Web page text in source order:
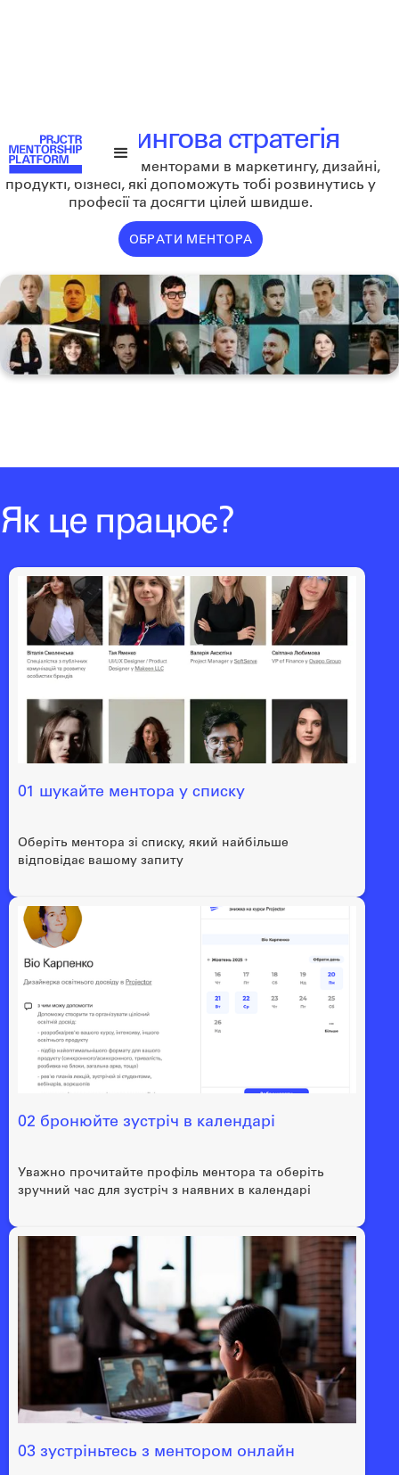
Маркетингова стратегія
Бронюйте зустріч з менторами в маркетингу, дизайні,
продукті, бізнесі, які допоможуть тобі розвинутись у
професії та досягти цілей швидше.
ОБРАТИ МЕНТОРА
Як це працює?
01 шукайте ментора у списку
Оберіть ментора зі списку, який найбільше
відповідає вашому запиту
02 бронюйте зустріч в календарі
Уважно прочитайте профіль ментора та оберіть
зручний час для зустріч з наявних в календарі
03 зустріньтесь з ментором онлайн